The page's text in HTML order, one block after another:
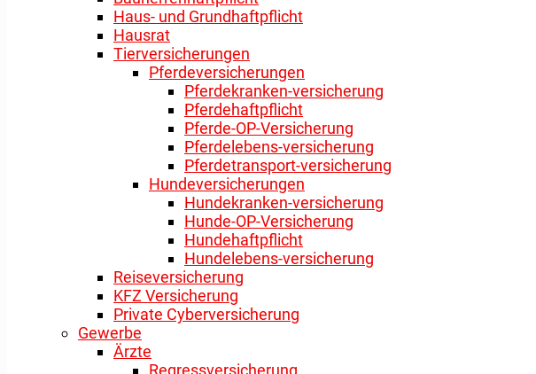
Haus- und Grundhaftpflicht
Hausrat
Tierversicherungen
Pferdeversicherungen
Pferdekranken-versicherung
Pferdehaftpflicht
Pferde-OP-Versicherung
Pferdelebens-versicherung
Pferdetransport-versicherung
Hundeversicherungen
Hundekranken-versicherung
Hunde-OP-Versicherung
Hundehaftpflicht
Hundelebens-versicherung
Reiseversicherung
KFZ Versicherung
Private Cyberversicherung
Gewerbe
Ärzte
Regressversicherung